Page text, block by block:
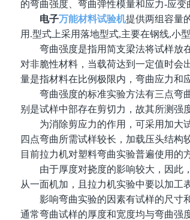
的弯曲强度、弯曲弹性模量和应力-应变
电子万能材料试验机提供两组容量
用.型式上采用落地型式,主要在钢线,小
弯曲强度是指用简支梁法将试样放在
对非脆性材料，当载荷达到一定值时会
量是指材料在比例极限内，弯曲应力和
弯曲强度的标准实验方法有三点弯曲
别是试样中部存在剪切力，故其所测强
为消除剪应力的作用，可采用加大试
四点弯曲所需试样较长，加载压头结构
目前拉力机对塑料弯曲实验普遍使用的
由于厚度对挠度的影响较大，因此，
从一面机加，且拉力机实验中要以加工
影响弯曲实验的因素有试样的尺寸和
通常弯曲试样的厚度和宽度均与弯曲强